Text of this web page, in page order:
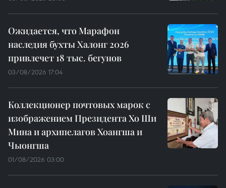
Ожидается, что Марафон
наследия бухты Халонг 2026
привлечет 18 тыс. бегунов
03/08/2026 17:04
Коллекционер почтовых марок с
изображением Президента Хо Ши
Мина и архипелагов Хоангша и
Чыонгша
01/08/2026 03:00